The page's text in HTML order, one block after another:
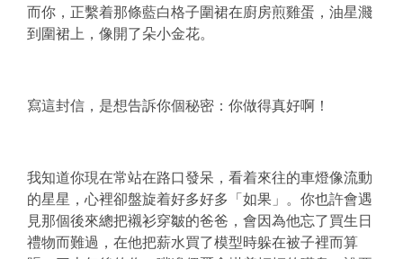
而你，正繫着那條藍白格子圍裙在廚房煎雞蛋，油星濺
到圍裙上，像開了朵小金花。
寫這封信，是想告訴你個秘密：你做得真好啊！
我知道你現在常站在路口發呆，看着來往的車燈像流動
的星星，心裡卻盤旋着好多好多「如果」。你也許會遇
見那個後來總把襯衫穿皺的爸爸，會因為他忘了買生日
禮物而難過，在他把薪水買了模型時躲在被子裡而算